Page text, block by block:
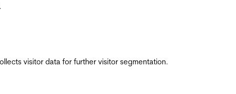
visitor data for further visitor segmentation.